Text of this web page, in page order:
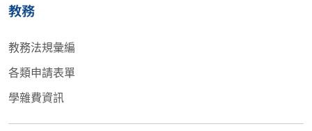
教務
教務法規彙編
各類申請表單
學雜費資訊